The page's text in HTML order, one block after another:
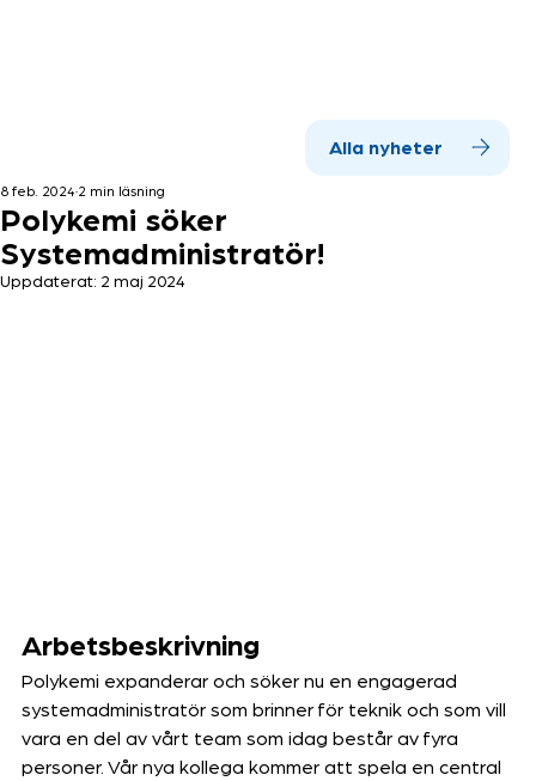
Alla nyheter
Polykemi söker
Systemadministratör!
8 feb. 2024 2 min läsning
Uppdaterat: 2 maj 2024
Arbetsbeskrivning
Polykemi expanderar och söker nu en engagerad
systemadministratör som brinner för teknik och som vill
vara en del av vårt team som idag består av fyra
personer. Vår nya kollega kommer att spela en central